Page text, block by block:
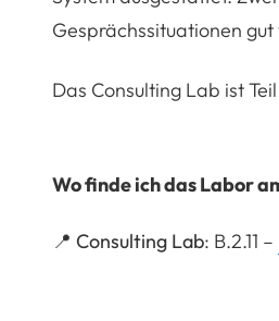
Gesprächssituationen
Das Consulting Lab ist
Wo finde ich das Labor
📍 Consulting Lab: B.2.11 –